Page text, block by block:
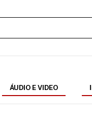
ÁUDIO E VIDEO